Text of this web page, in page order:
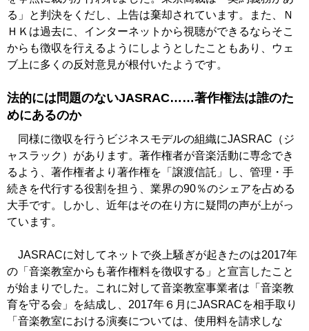
る」と判決をくだし、上告は棄却されています。また、Ｎ
ＨＫは過去に、インターネットから視聴ができるならそこ
からも徴収を行えるようにしようとしたこともあり、ウェ
ブ上に多くの反対意見が根付いたようです。
法的には問題のないJASRAC……著作権法は誰のた
めにあるのか
同様に徴収を行うビジネスモデルの組織にJASRAC（ジ
ャスラック）があります。著作権者が音楽活動に専念でき
るよう、著作権者より著作権を「譲渡信託」し、管理・手
続きを代行する役割を担う、業界の90％のシェアを占める
大手です。しかし、近年はその在り方に疑問の声が上がっ
ています。
JASRACに対してネットで炎上騒ぎが起きたのは2017年
の「音楽教室からも著作権料を徴収する」と宣言したこと
が始まりでした。これに対して音楽教室事業者は「音楽教
育を守る会」を結成し、2017年６月にJASRACを相手取り
「音楽教室における演奏については、使用料を請求しな